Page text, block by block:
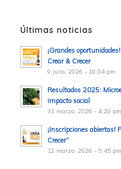
Últimas noticias
¡Grandes
Crear & Crecer
9 julio, 2026 - 10:04 pm
Resultados 2025:
impacto social
31 marzo, 2026 - 4:20 pm
¡Inscripciones abiertas!
Crecer”
12 marzo, 2026 - 5:45 pm